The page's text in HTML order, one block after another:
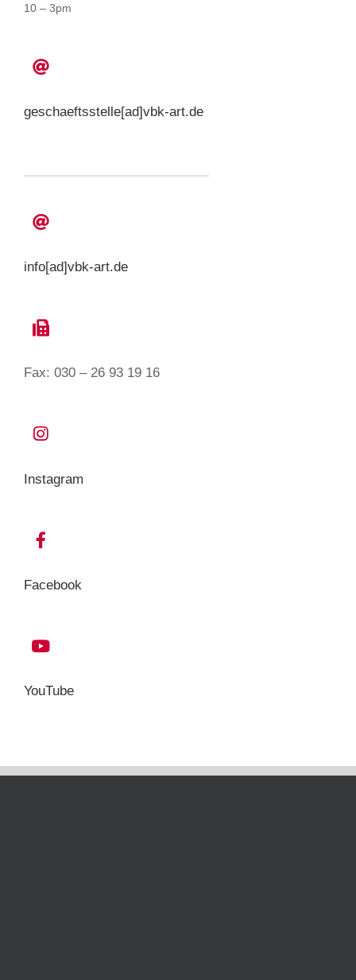
10 – 3pm
geschaeftsstelle[ad]vbk-art.de
info[ad]vbk-art.de
Fax: 030 – 26 93 19 16
Instagram
Facebook
YouTube